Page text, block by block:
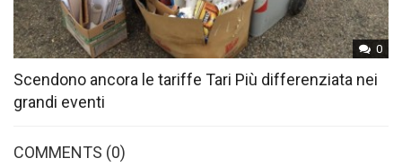
0
Scendono ancora le tariffe Tari Più differenziata nei
grandi eventi
COMMENTS (0)